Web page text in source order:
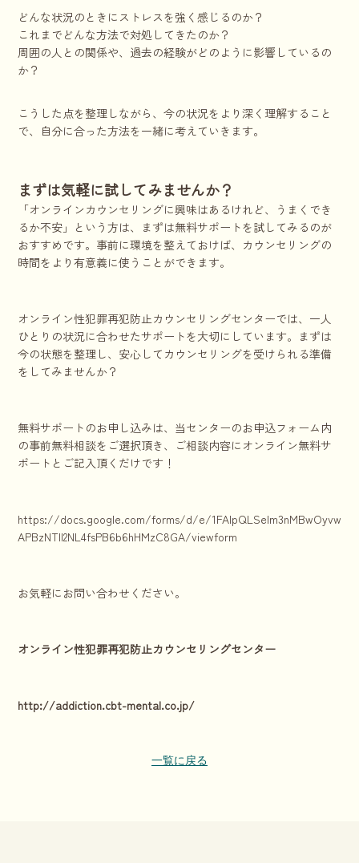
どんな状況のときにストレスを強く感じるのか？
これまでどんな方法で対処してきたのか？
周囲の人との関係や、過去の経験がどのように影響しているの
か？
こうした点を整理しながら、今の状況をより深く理解すること
で、自分に合った方法を一緒に考えていきます。
まずは気軽に試してみませんか？
「オンラインカウンセリングに興味はあるけれど、うまくでき
るか不安」という方は、まずは無料サポートを試してみるのが
おすすめです。事前に環境を整えておけば、カウンセリングの
時間をより有意義に使うことができます。
オンライン性犯罪再犯防止カウンセリングセンターでは、一人
ひとりの状況に合わせたサポートを大切にしています。まずは
今の状態を整理し、安心してカウンセリングを受けられる準備
をしてみませんか？
無料サポートのお申し込みは、当センターのお申込フォーム内
の事前無料相談をご選択頂き、ご相談内容にオンライン無料サ
ポートとご記入頂くだけです！
https://docs.google.com/forms/d/e/
APBzNTll2NL4fsPB6b6hHMzC8GA/viewform
お気軽にお問い合わせください。
オンライン性犯罪再犯防止カウンセリングセンター
http://addiction.cbt-mental.co.jp/
一覧に戻る